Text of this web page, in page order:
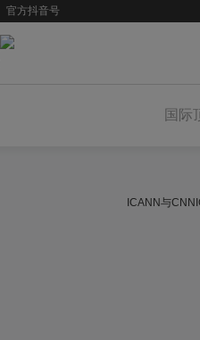
官方抖音号
国际
ICANN与